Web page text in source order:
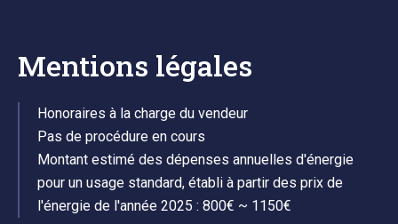
Mentions légales
Honoraires à la charge du vendeur
Pas de procédure en cours
Montant estimé des dépenses annuelles d'énergie
pour un usage standard, établi à partir des prix de
l'énergie de l'année 2025 : 800€ ~ 1150€